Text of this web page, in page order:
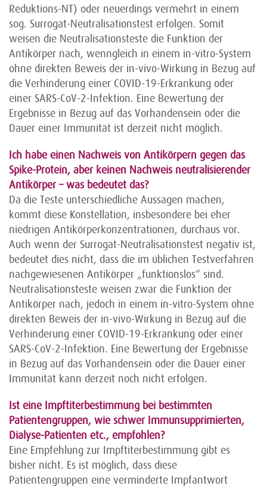
Reduktions-NT) oder neuerdings vermehrt in einem
sog. Surrogat-Neutralisationstest erfolgen. Somit
weisen die Neutralisationsteste die Funktion der
Antikörper nach, wenngleich in einem in-vitro-System
ohne direkten Beweis der in-vivo-Wirkung in Bezug auf
die Verhinderung einer COVID-19-Erkrankung oder
einer SARS-CoV-2-Infektion. Eine Bewertung der
Ergebnisse in Bezug auf das Vorhandensein oder die
Dauer einer Immunität ist derzeit nicht möglich.
Ich habe einen Nachweis von Antikörpern gegen das
Spike-Protein, aber keinen Nachweis neutralisierender
Antikörper – was bedeutet das?
Da die Teste unterschiedliche Aussagen machen,
kommt diese Konstellation, insbesondere bei eher
niedrigen Antikörperkonzentrationen, durchaus vor.
Auch wenn der Surrogat-Neutralisationstest negativ ist,
bedeutet dies nicht, dass die im üblichen Testverfahren
nachgewiesenen Antikörper „funktionslos“ sind.
Neutralisationsteste weisen zwar die Funktion der
Antikörper nach, jedoch in einem in-vitro-System ohne
direkten Beweis der in-vivo-Wirkung in Bezug auf die
Verhinderung einer COVID-19-Erkrankung oder einer
SARS-CoV-2-Infektion. Eine Bewertung der Ergebnisse
in Bezug auf das Vorhandensein oder die Dauer einer
Immunität kann derzeit noch nicht erfolgen.
Ist eine Impftiterbestimmung bei bestimmten
Patientengruppen, wie schwer Immunsupprimierten,
Dialyse-Patienten etc., empfohlen?
Eine Empfehlung zur Impftiterbestimmung gibt es
bisher nicht. Es ist möglich, dass diese
Patientengruppen eine verminderte Impfantwort